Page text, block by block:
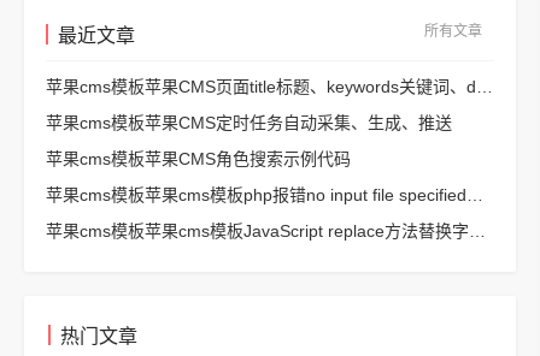
最近文章 所有文章
苹果cms模板苹果CMS页面title标题、keywords关键词、description描述SEO优化
苹果cms模板苹果CMS定时任务自动采集、生成、推送
苹果cms模板苹果CMS角色搜索示例代码
苹果cms模板苹果cms模板php报错no input file specified解决方法
苹果cms模板苹果cms模板JavaScript replace方法替换字符串空格方法
热门文章